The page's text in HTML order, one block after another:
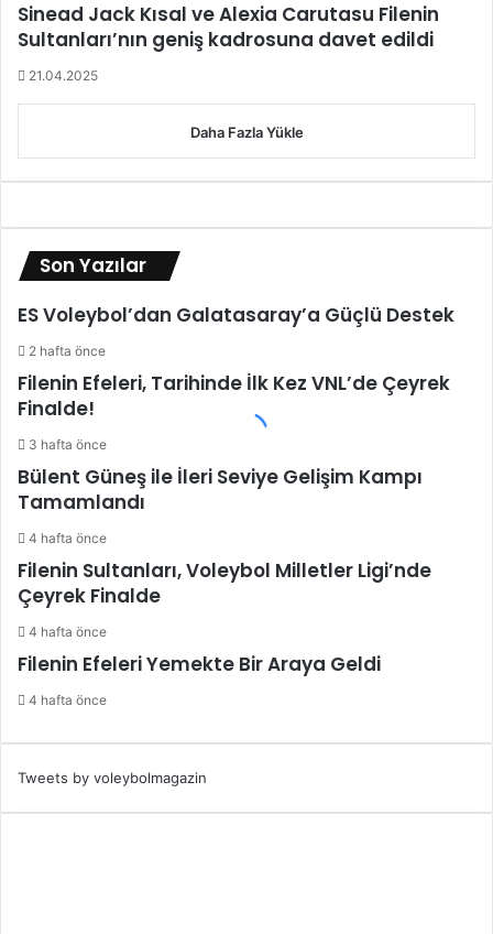
Sinead Jack Kısal ve Alexia Carutasu Filenin
Sultanları’nın geniş kadrosuna davet edildi
21.04.2025
Daha Fazla Yükle
Son Yazılar
ES Voleybol’dan Galatasaray’a Güçlü Destek
2 hafta önce
Filenin Efeleri, Tarihinde İlk Kez VNL’de Çeyrek
Finalde!
3 hafta önce
Bülent Güneş ile İleri Seviye Gelişim Kampı
Tamamlandı
4 hafta önce
Filenin Sultanları, Voleybol Milletler Ligi’nde
Çeyrek Finalde
4 hafta önce
Filenin Efeleri Yemekte Bir Araya Geldi
4 hafta önce
Tweets by voleybolmagazin